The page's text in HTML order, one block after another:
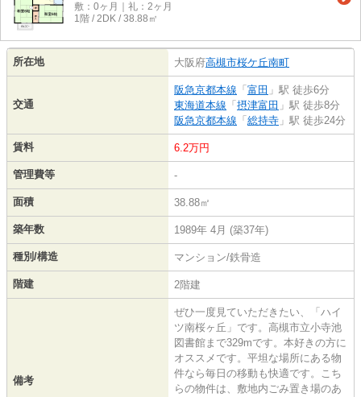
敷：0ヶ月｜礼：2ヶ月
1階 / 2DK / 38.88㎡
所在地 大阪府高槻市桜ケ丘南町
交通
阪急京都本線 「 富田 」駅 徒歩6分
東海道本線 「 摂津富田 」駅 徒歩8分
阪急京都本線 「 総持寺 」駅 徒歩24分
賃料 6.2万円
管理費等 -
面積 38.88㎡
築年数 1989年 4月 (築37年)
種別/構造 マンション/鉄骨造
階建 2階建
備考
ぜひ一度見ていただきたい、「ハイ
ツ南桜ヶ丘」です。高槻市立小寺池
図書館まで329mです。本好きの方に
オススメです。平坦な場所にある物
件なら毎日の移動も快適です。こち
らの物件は、敷地内ごみ置き場のあ